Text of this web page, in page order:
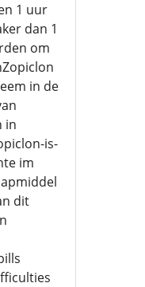
1 uur
dan 1
om
in de
in
is-
im
dit